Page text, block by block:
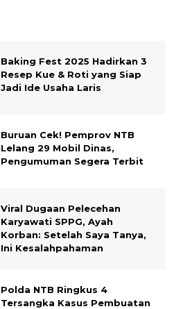
Baking Fest 2025 Hadirkan 3
Resep Kue & Roti yang Siap
Jadi Ide Usaha Laris
Buruan Cek! Pemprov NTB
Lelang 29 Mobil Dinas,
Pengumuman Segera Terbit
Viral Dugaan Pelecehan
Karyawati SPPG, Ayah
Korban: Setelah Saya Tanya,
Ini Kesalahpahaman
Polda NTB Ringkus 4
Tersangka Kasus Pembuatan